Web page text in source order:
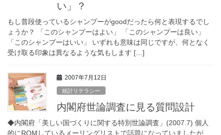
い」？
もし普段使っているシャンプーがgoodだったら何と表現するでし
ょうか？ 「このシャンプーはよい」 「このシャンプーは良い」
「このシャンプーはいい」 いずれも意味は同じですが、何となく
受け取る印象は異なるような気もします […]
2007年7月12日
統計リテラシー
内閣府世論調査に見る質問設計
◆内閣府「美しい国づくりに関する特別世論調査」(2007.7) 個人
的にROMしているメーリングリストで話題になっていましたが、